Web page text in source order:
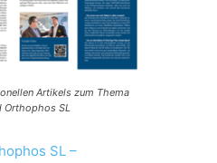
Artikels zum Thema
Orthophos SL
SL –